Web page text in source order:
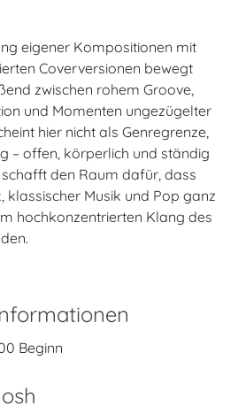
eigener Kompositionen mit
Coverversionen bewegt
zwischen rohem Groove,
und Momenten ungezügelter
hier nicht als Genregrenze,
– offen, körperlich und ständig
den Raum dafür, dass
klassischer Musik und Pop ganz
hochkonzentrierten Klang des
Beginn